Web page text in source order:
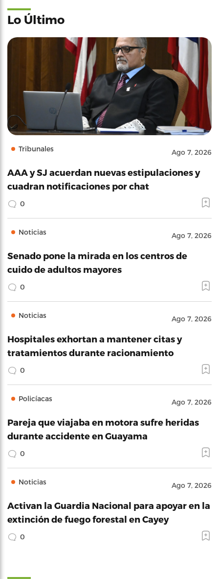
Lo Último
Tribunales Ago 7, 2026
AAA y SJ acuerdan nuevas estipulaciones y
cuadran notificaciones por chat
0
Noticias Ago 7, 2026
Senado pone la mirada en los centros de
cuido de adultos mayores
0
Noticias Ago 7, 2026
Hospitales exhortan a mantener citas y
tratamientos durante racionamiento
0
Policíacas Ago 7, 2026
Pareja que viajaba en motora sufre heridas
durante accidente en Guayama
0
Noticias Ago 7, 2026
Activan la Guardia Nacional para apoyar en la
extinción de fuego forestal en Cayey
0